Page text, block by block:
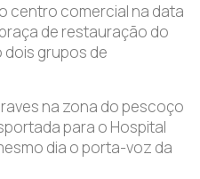
centro comercial na data
de restauração do
dois grupos de
na zona do pescoço
para o Hospital
dia o porta-voz da